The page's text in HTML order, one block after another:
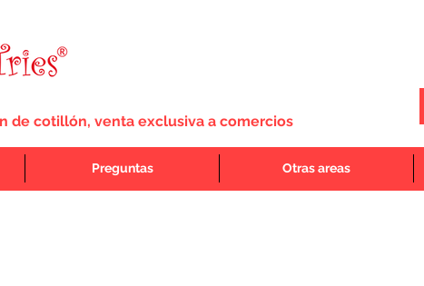
de cotillón, venta exclusiva a comercios
Preguntas Otras areas